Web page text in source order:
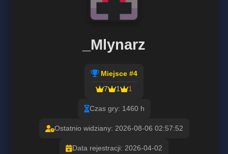
_Mlynarz
Miejsce #4
7
1 1
Czas gry: 1460 h
Ostatnio widziany: 2026-08-06 02:57:52
Data rejestracji: 2026-04-02